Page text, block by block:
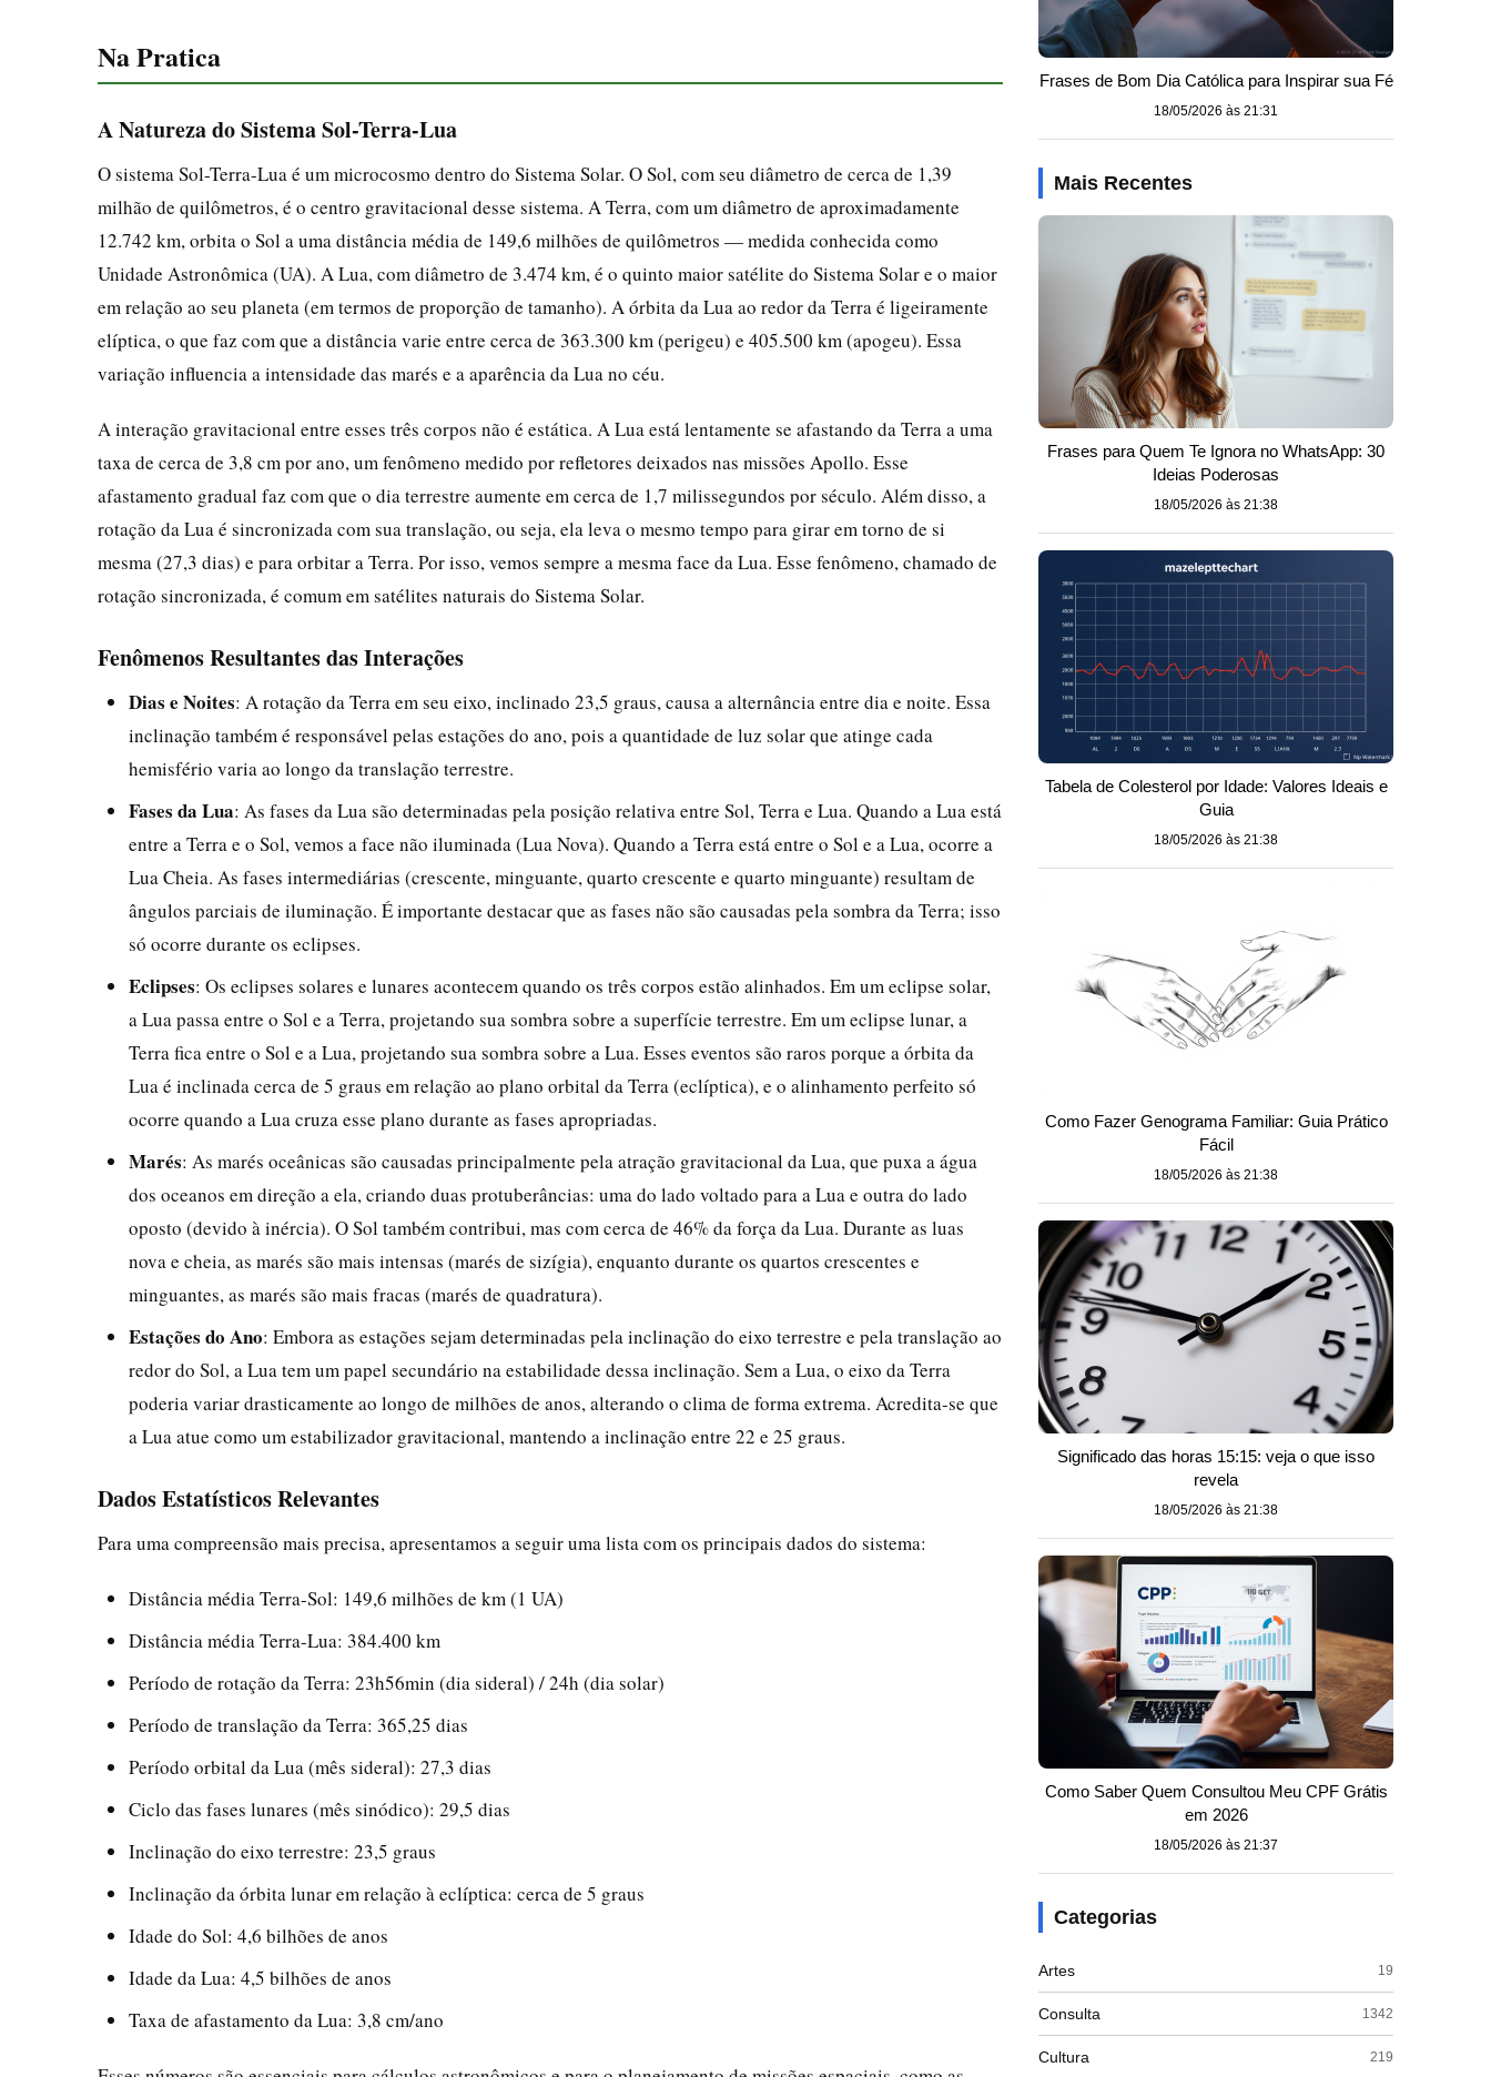
Na Pratica
A Natureza do Sistema Sol-Terra-Lua
O sistema Sol-Terra-Lua é um microcosmo dentro do Sistema Solar. O Sol, com seu diâmetro de cerca de 1,39
milhão de quilômetros, é o centro gravitacional desse sistema. A Terra, com um diâmetro de aproximadamente
12.742 km, orbita o Sol a uma distância média de 149,6 milhões de quilômetros — medida conhecida como
Unidade Astronômica (UA). A Lua, com diâmetro de 3.474 km, é o quinto maior satélite do Sistema Solar e o maior
em relação ao seu planeta (em termos de proporção de tamanho). A órbita da Lua ao redor da Terra é ligeiramente
elíptica, o que faz com que a distância varie entre cerca de 363.300 km (perigeu) e 405.500 km (apogeu). Essa
variação influencia a intensidade das marés e a aparência da Lua no céu.
A interação gravitacional entre esses três corpos não é estática. A Lua está lentamente se afastando da Terra a uma
taxa de cerca de 3,8 cm por ano, um fenômeno medido por refletores deixados nas missões Apollo. Esse
afastamento gradual faz com que o dia terrestre aumente em cerca de 1,7 milissegundos por século. Além disso, a
rotação da Lua é sincronizada com sua translação, ou seja, ela leva o mesmo tempo para girar em torno de si
mesma (27,3 dias) e para orbitar a Terra. Por isso, vemos sempre a mesma face da Lua. Esse fenômeno, chamado de
rotação sincronizada, é comum em satélites naturais do Sistema Solar.
Fenômenos Resultantes das Interações
Dias e Noites: A rotação da Terra em seu eixo, inclinado 23,5 graus, causa a alternância entre dia e noite. Essa
inclinação também é responsável pelas estações do ano, pois a quantidade de luz solar que atinge cada
hemisfério varia ao longo da translação terrestre.
Fases da Lua: As fases da Lua são determinadas pela posição relativa entre Sol, Terra e Lua. Quando a Lua está
entre a Terra e o Sol, vemos a face não iluminada (Lua Nova). Quando a Terra está entre o Sol e a Lua, ocorre a
Lua Cheia. As fases intermediárias (crescente, minguante, quarto crescente e quarto minguante) resultam de
ângulos parciais de iluminação. É importante destacar que as fases não são causadas pela sombra da Terra; isso
só ocorre durante os eclipses.
Eclipses: Os eclipses solares e lunares acontecem quando os três corpos estão alinhados. Em um eclipse solar,
a Lua passa entre o Sol e a Terra, projetando sua sombra sobre a superfície terrestre. Em um eclipse lunar, a
Terra fica entre o Sol e a Lua, projetando sua sombra sobre a Lua. Esses eventos são raros porque a órbita da
Lua é inclinada cerca de 5 graus em relação ao plano orbital da Terra (eclíptica), e o alinhamento perfeito só
ocorre quando a Lua cruza esse plano durante as fases apropriadas.
Marés: As marés oceânicas são causadas principalmente pela atração gravitacional da Lua, que puxa a água
dos oceanos em direção a ela, criando duas protuberâncias: uma do lado voltado para a Lua e outra do lado
oposto (devido à inércia). O Sol também contribui, mas com cerca de 46% da força da Lua. Durante as luas
nova e cheia, as marés são mais intensas (marés de sizígia), enquanto durante os quartos crescentes e
minguantes, as marés são mais fracas (marés de quadratura).
Estações do Ano: Embora as estações sejam determinadas pela inclinação do eixo terrestre e pela translação ao
redor do Sol, a Lua tem um papel secundário na estabilidade dessa inclinação. Sem a Lua, o eixo da Terra
poderia variar drasticamente ao longo de milhões de anos, alterando o clima de forma extrema. Acredita-se que
a Lua atue como um estabilizador gravitacional, mantendo a inclinação entre 22 e 25 graus.
Dados Estatísticos Relevantes
Para uma compreensão mais precisa, apresentamos a seguir uma lista com os principais dados do sistema:
Distância média Terra-Sol: 149,6 milhões de km (1 UA)
Distância média Terra-Lua: 384.400 km
Período de rotação da Terra: 23h56min (dia sideral) / 24h (dia solar)
Período de translação da Terra: 365,25 dias
Período orbital da Lua (mês sideral): 27,3 dias
Ciclo das fases lunares (mês sinódico): 29,5 dias
Inclinação do eixo terrestre: 23,5 graus
Inclinação da órbita lunar em relação à eclíptica: cerca de 5 graus
Idade do Sol: 4,6 bilhões de anos
Idade da Lua: 4,5 bilhões de anos
Taxa de afastamento da Lua: 3,8 cm/ano
Frases de Bom Dia Católica para Inspirar sua Fé
18/05/2026 às 21:31
Mais Recentes
Frases para Quem Te Ignora no WhatsApp: 30
Ideias Poderosas
18/05/2026 às 21:38
Tabela de Colesterol por Idade: Valores Ideais e
Guia
18/05/2026 às 21:38
Como Fazer Genograma Familiar: Guia Prático
Fácil
18/05/2026 às 21:38
Significado das horas 15:15: veja o que isso
revela
18/05/2026 às 21:38
Como Saber Quem Consultou Meu CPF Grátis
em 2026
18/05/2026 às 21:37
Categorias
Artes 19
Consulta 1342
Cultura 219